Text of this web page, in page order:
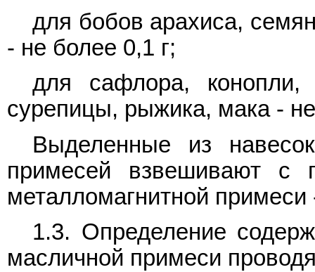
для бобов арахиса,
- не более 0,1 г;
для сафлора, конопли,
сурепицы, рыжика, мака -
Выделенные из
примесей взвешивают с
металломагнитной примеси
1.3. Определение
масличной примеси